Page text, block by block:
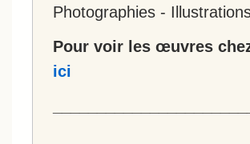
Photographies -
Pour voir les œuvres
ici